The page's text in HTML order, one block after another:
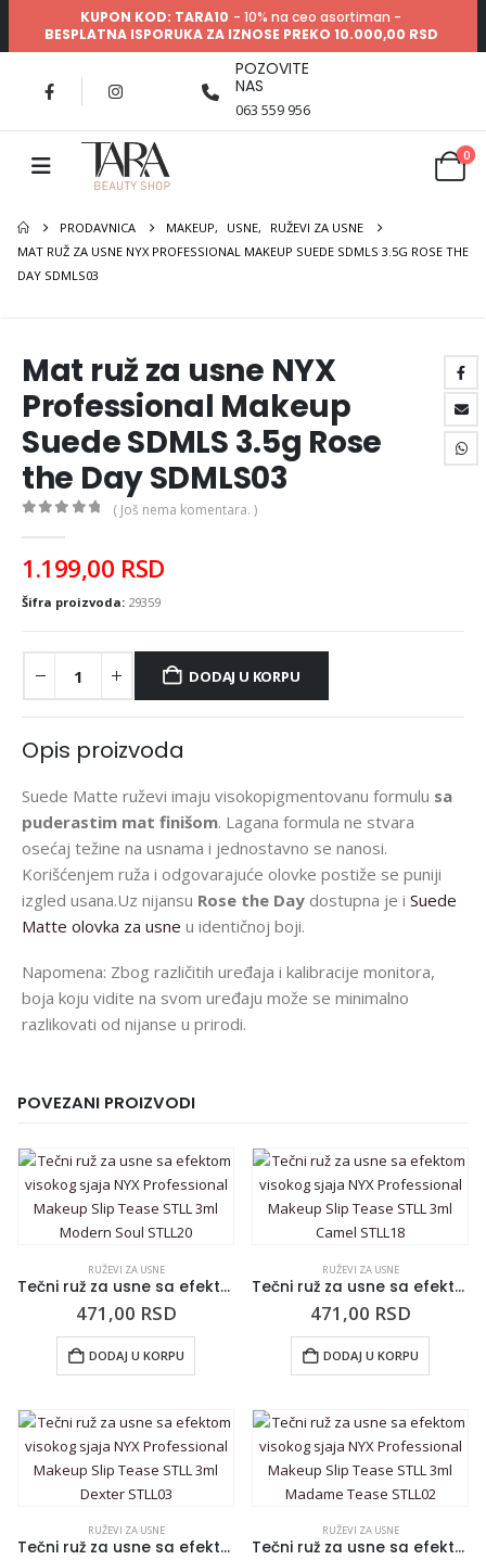
KUPON KOD: TARA10 - 10% na ceo asortiman -
BESPLATNA ISPORUKA ZA IZNOSE PREKO 10.000,00 RSD
POZOVITE
NAS
063 559 956
0
PRODAVNICA MAKEUP, USNE,
RUŽEVI ZA USNE
MAT RUŽ ZA USNE NYX PROFESSIONAL MAKEUP SUEDE SDMLS 3.5G ROSE THE
DAY SDMLS03
Mat ruž za usne NYX
Professional Makeup
Suede SDMLS 3.5g Rose
the Day SDMLS03
( Još nema komentara. )
1.199,00 RSD
Šifra proizvoda: 29359
DODAJ U KORPU
Opis proizvoda
Suede Matte ruževi imaju visokopigmentovanu formulu sa
puderastim mat finišom. Lagana formula ne stvara
osećaj težine na usnama i jednostavno se nanosi.
Korišćenjem ruža i odgovarajuće olovke postiže se puniji
izgled usana.Uz nijansu Rose the Day dostupna je i Suede
Matte olovka za usne u identičnoj boji.
Napomena: Zbog različitih uređaja i kalibracije monitora,
boja koju vidite na svom uređaju može se minimalno
razlikovati od nijanse u prirodi.
POVEZANI PROIZVODI
RUŽEVI ZA USNE
Tečni ruž za usne sa efektom visokog sjaja NYX Professional Makeup Slip Tease STLL 3ml Modern Soul STLL20
471,00 RSD
DODAJ U KORPU
RUŽEVI ZA USNE
Tečni ruž za usne sa efektom visokog sjaja NYX Professional Makeup Slip Tease STLL 3ml Camel STLL18
471,00 RSD
DODAJ U KORPU
RUŽEVI ZA USNE
Tečni ruž za usne sa efektom visokog sjaja NYX Professional Makeup Slip Tease STLL 3ml Dexter STLL03
RUŽEVI ZA USNE
Tečni ruž za usne sa efektom visokog sjaja NYX Professional Makeup Slip Tease STLL 3ml Madame Tease STLL02